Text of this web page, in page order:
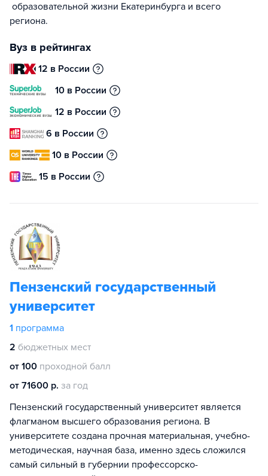
образовательной жизни Екатеринбурга и всего
региона.
Вуз в рейтингах
12 в России
10 в России
12 в России
6 в России
10 в России
15 в России
Пензенский государственный
университет
1 программа
2 бюджетных мест
от 100 проходной балл
от 71600 р. за год
Пензенский государственный университет является
флагманом высшего образования региона. В
университете создана прочная материальная, учебно-
методическая, научная база, именно здесь сложился
самый сильный в губернии профессорско-